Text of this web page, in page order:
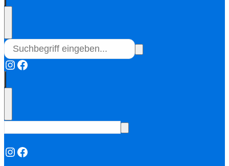
Instagram
Facebook
Instagram
Facebook